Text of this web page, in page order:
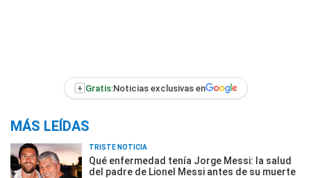
+ Gratis:Noticias exclusivas en
MÁS LEÍDAS
TRISTE NOTICIA
Qué enfermedad tenía Jorge Messi: la salud
del padre de Lionel Messi antes de su muerte